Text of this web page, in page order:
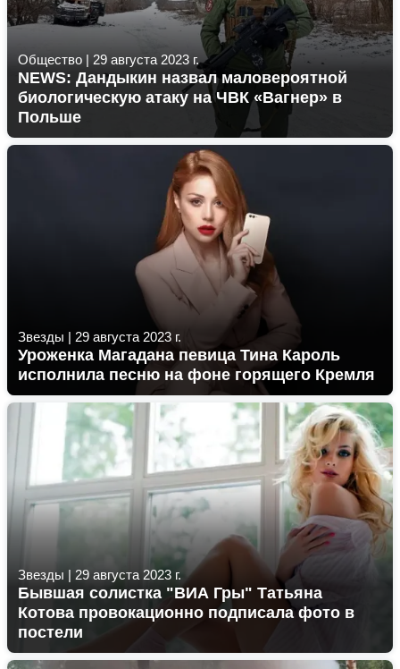
Общество | 29 августа 2023 г.
NEWS: Дандыкин назвал маловероятной
биологическую атаку на ЧВК «Вагнер» в
Польше
Звезды | 29 августа 2023 г.
Уроженка Магадана певица Тина Кароль
исполнила песню на фоне горящего Кремля
Звезды | 29 августа 2023 г.
Бывшая солистка "ВИА Гры" Татьяна
Котова провокационно подписала фото в
постели